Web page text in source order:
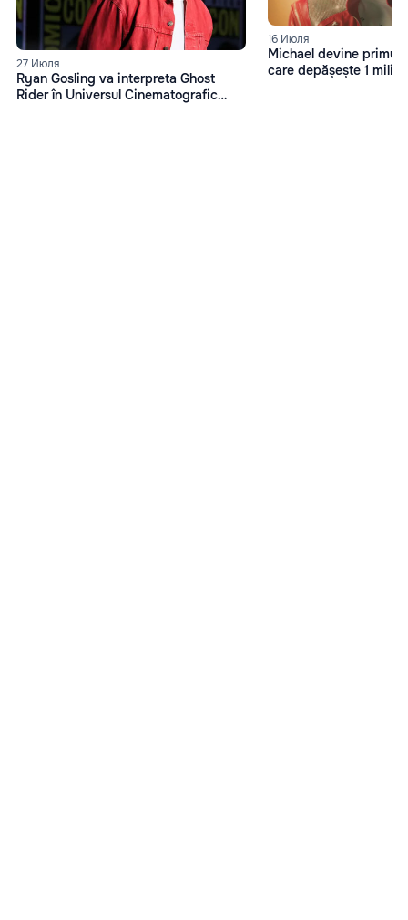
27 Июля
Ryan Gosling va interpreta Ghost
Rider în Universul Cinematografic
16 Июля
Michael devine primul
care depășește 1